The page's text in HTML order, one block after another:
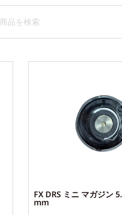
FX DRS ミニ マガジン
mm